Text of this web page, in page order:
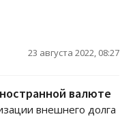
23 августа 2022, 08:27
валюте
внешнего долга